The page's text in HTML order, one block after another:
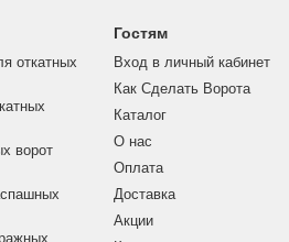
откатных
ворот
Гостям
Вход в личный кабинет
Как Сделать Ворота
Каталог
О нас
Оплата
Доставка
Акции